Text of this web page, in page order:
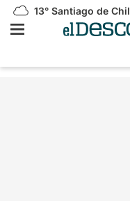
13° Santiago de